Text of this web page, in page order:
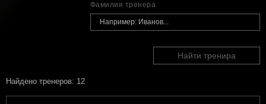
Фамилия тренера
Найти тренира
Найдено тренеров: 12